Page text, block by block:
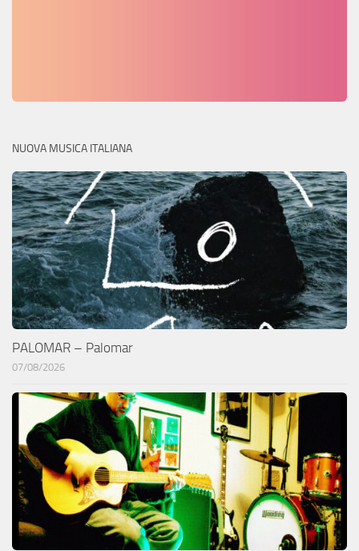
NUOVA MUSICA ITALIANA
PALOMAR – Palomar
07/08/2026